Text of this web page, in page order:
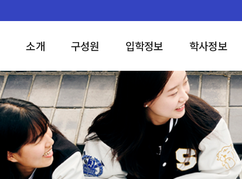
소개 구성원 입학정보 학사정보